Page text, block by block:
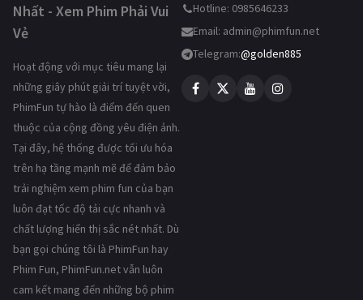
Nhất - Xem Phim Phải Vui
Vẻ
Hoạt động với mục tiêu mang lại
những giây phút giải trí tuyệt vời,
PhimFun tự hào là điểm đến quen
thuộc của cộng đồng yêu điện ảnh.
Tại đây, hệ thống được tối ưu hóa
trên hạ tầng mạnh mẽ để đảm bảo
trải nghiệm xem phim fun của bạn
luôn đạt tốc độ tải cực nhanh và
chất lượng hiển thị sắc nét nhất. Dù
bạn gọi chúng tôi là PhimFun hay
Phim Fun, PhimFun.net vẫn luôn
cam kết mang đến những bộ phim
Hotline: 0985646233
Email: admin@phimfun.net
Telegram:@golden885